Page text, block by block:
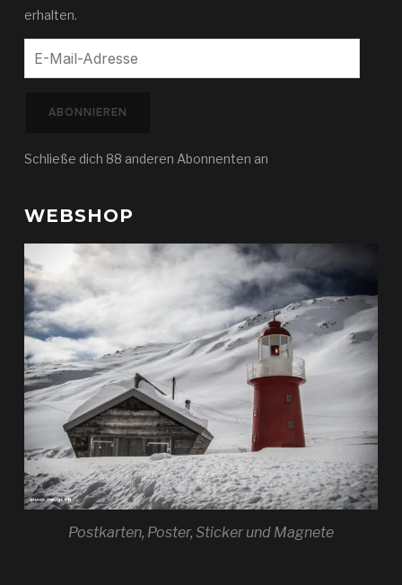
erhalten.
ABONNIEREN
Schließe dich 88 anderen Abonnenten an
WEBSHOP
Postkarten, Poster, Sticker und Magnete